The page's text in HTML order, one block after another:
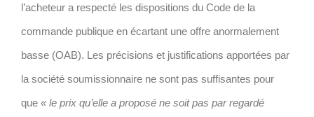
l’acheteur a respecté les dispositions du Code de la
commande publique en écartant une offre anormalement
basse (OAB). Les précisions et justifications apportées par
la société soumissionnaire ne sont pas suffisantes pour
que « le prix qu’elle a proposé ne soit pas par regardé